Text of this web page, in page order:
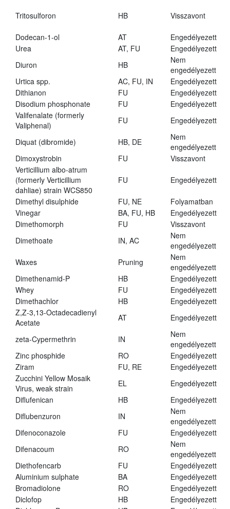
Tritosulforon HB Visszavont
Dodecan-1-ol AT
Engedélyezett
Urea
AT, FU
Engedélyezett
Diuron
HB
Nem
engedélyezett
Urtica spp.
AC, FU, IN
Engedélyezett
Dithianon
FU
Engedélyezett
Disodium phosphonate
FU
Engedélyezett
Valifenalate (formerly
Valiphenal)
FU Engedélyezett
Diquat (dibromide) HB, DE
Nem
engedélyezett
Dimoxystrobin
FU
Visszavont
Verticillium albo-atrum
(formerly Verticillium
dahliae) strain WCS850
FU Engedélyezett
Dimethyl disulphide FU, NE
Folyamatban
Vinegar
BA, FU, HB
Engedélyezett
Dimethomorph
FU
Visszavont
Dimethoate
IN, AC
Nem
engedélyezett
Waxes
Pruning
Nem
engedélyezett
Dimethenamid-P
HB
Engedélyezett
Whey
FU
Engedélyezett
Dimethachlor
HB
Engedélyezett
Z,Z-3,13-Octadecadienyl
Acetate
AT Engedélyezett
zeta-Cypermethrin IN
Nem
engedélyezett
Zinc phosphide
RO
Engedélyezett
Ziram
FU, RE
Engedélyezett
Zucchini Yellow Mosaik
Virus, weak strain
EL
Engedélyezett
Diflufenican
HB
Engedélyezett
Diflubenzuron
IN
Nem
engedélyezett
Difenoconazole
FU
Engedélyezett
Difenacoum
RO
Nem
engedélyezett
Diethofencarb
FU
Engedélyezett
Aluminium sulphate
BA
Engedélyezett
Bromadiolone
RO
Engedélyezett
Diclofop
HB
Engedélyezett